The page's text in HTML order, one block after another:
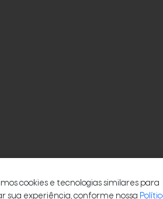
cookies e tecnologias similares para
sua experiência, conforme nossa